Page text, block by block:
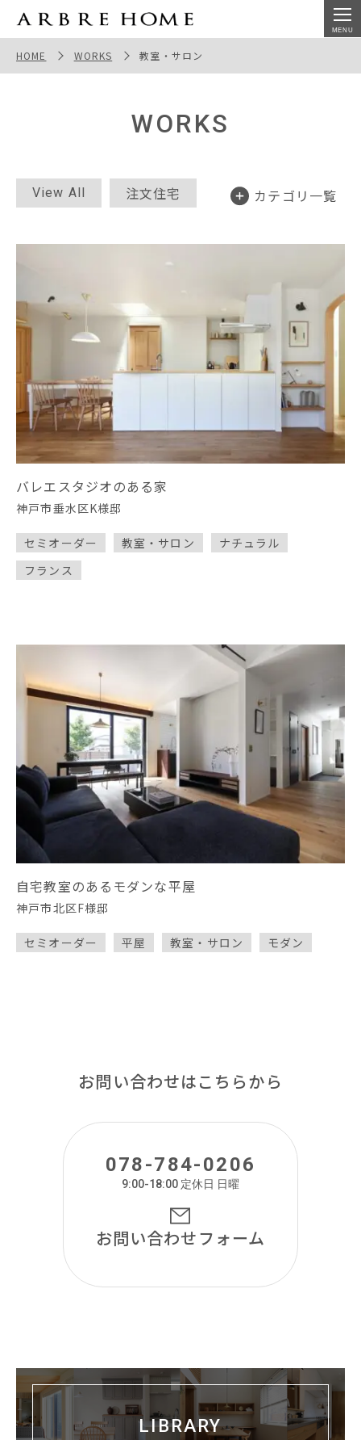
教室・サロン 一覧 | オーブルホーム
HOME WORKS 教室・サロン
WORKS
View All
注文住宅
平屋
店舗併用住宅
教室・サロン
シンプル
ジャパンディ
ガレージハウス
モダン
ナチュラル
フランス
カテゴリ一覧
バレエスタジオのある家
神戸市垂水区K様邸
セミオーダー 教室・サロン
ナチュラル
フランス
自宅教室のあるモダンな平屋
神戸市北区F様邸
セミオーダー 平屋 教室・サロン モダン
お問い合わせはこちらから
078-784-0206
9:00-18:00 定休日 日曜
お問い合わせフォーム
LIBRARY